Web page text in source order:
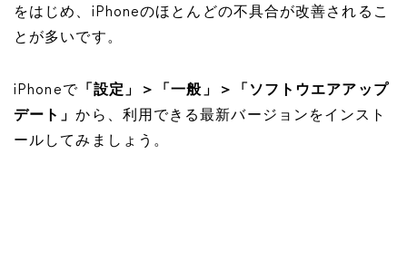
をはじめ、iPhoneのほとんどの不具合が改善されるこ
とが多いです。
iPhoneで「設定」＞「一般」＞「ソフトウエアアップ
デート」から、利用できる最新バージョンをインスト
ールしてみましょう。